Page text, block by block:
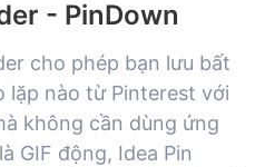
- PinDown
cho phép bạn lưu bất
lặp nào từ Pinterest với
không cần dùng ứng
GIF động, Idea Pin